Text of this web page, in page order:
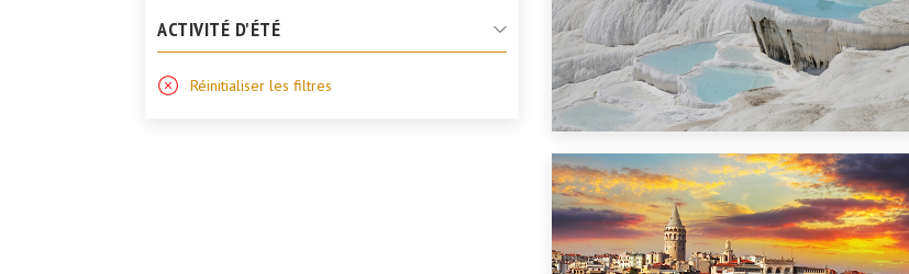
ACTIVITÉ D'ÉTÉ
Réinitialiser les filtres